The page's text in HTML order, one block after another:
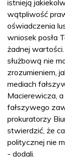
istnieją
wątpliwość
oświadczenia
wniosek posła
żadnej
służbową nie
zrozumieniem,
mediach
Macierewicza,
fałszywego
prokuratorzy
stwierdzić, że
politycznej nie
- dodali.